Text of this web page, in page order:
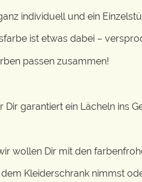
individuell und ein
ist etwas dabei –
passen zusammen!
garantiert ein Lächeln ins
wollen Dir mit den
Kleiderschrank nimmst